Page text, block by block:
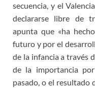
secuencia, y el
declararse libre de
apunta que «ha
futuro y por el
de la infancia a través
de la importancia
pasado, o el resultado